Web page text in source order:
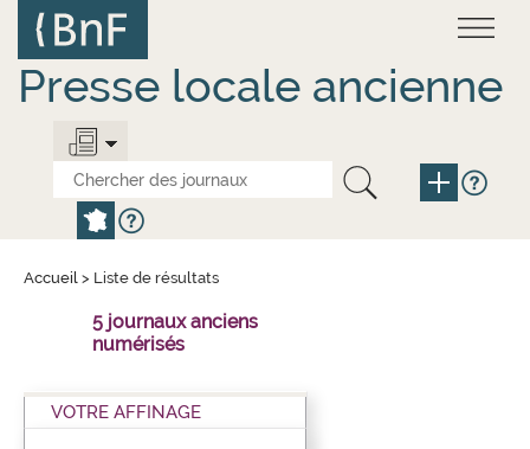
contenu
principal
Presse locale ancienne
Accueil > Liste de résultats
5 journaux anciens
numérisés
VOTRE AFFINAGE
Panneau de gestion des cookies